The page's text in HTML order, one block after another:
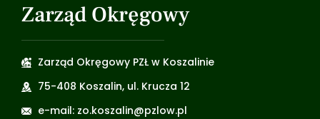
Zarząd Okręgowy
Zarząd Okręgowy PZŁ w Koszalinie
75-408 Koszalin, ul. Krucza 12
e-mail: zo.koszalin@pzlow.pl